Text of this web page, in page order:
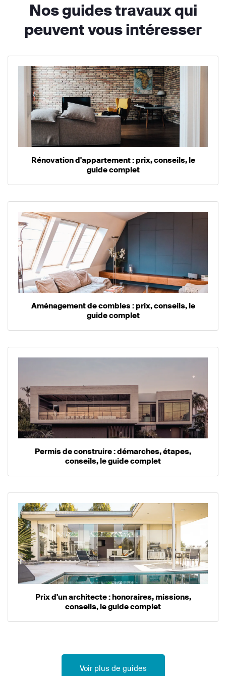
Nos guides travaux qui
peuvent vous intéresser
Rénovation d'appartement : prix, conseils, le
guide complet
Aménagement de combles : prix, conseils, le
guide complet
Permis de construire : démarches, étapes,
conseils, le guide complet
Prix d'un architecte : honoraires, missions,
conseils, le guide complet
Voir plus de guides